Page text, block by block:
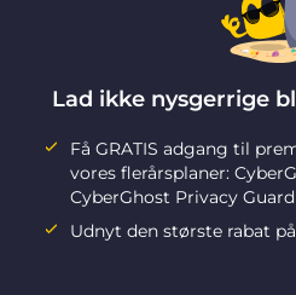
Lad ikke nysgerrige
Få GRATIS adgang til
vores flerårsplaner:
CyberGhost Privacy Guard
Udnyt den største rabat